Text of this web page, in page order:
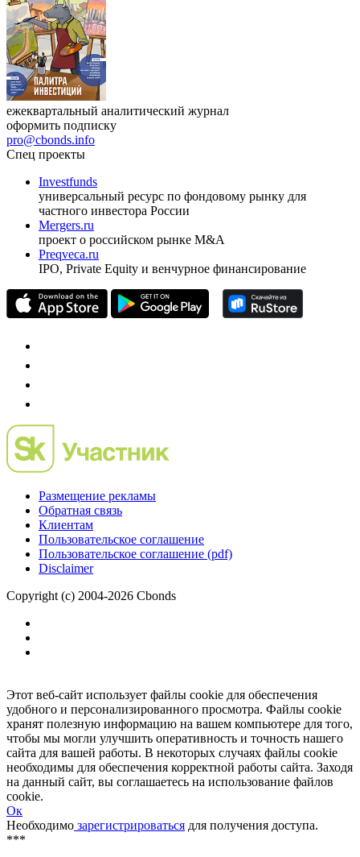
ЖурналCbonds Review
ежеквартальный аналитический журнал
оформить подписку
pro@cbonds.info
Спец проекты
Investfunds
универсальный ресурс по фондовому рынку для
частного инвестора России
проект о российском рынке M&A
Preqveca.ru
Размещение рекламы
Обратная связь
Пользовательское соглашение
Copyright (c) 2004-2026 Cbonds
Этот веб-сайт использует файлы cookie для обеспечения
удобного и персонализированного просмотра. Файлы cookie
хранят полезную информацию на вашем компьютере для того,
чтобы мы могли улучшить оперативность и точность нашего
сайта для вашей работы. В некоторых случаях файлы cookie
необходимы для обеспечения корректной работы сайта. Заходя
на данный сайт, вы соглашаетесь на использование файлов